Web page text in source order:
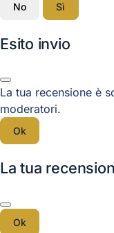
No Sì
Esito invio
La tua recensione è
moderatori.
Ok
La tua
Ok